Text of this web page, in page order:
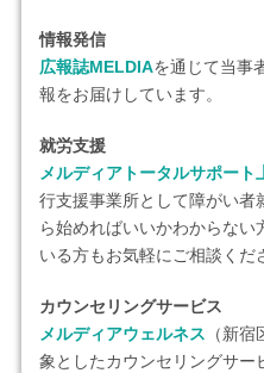
情報発信
広報誌MELDIAを通じて当事
報をお届けしています。
就労支援
メルディアトータルサポート
行支援事業所として障がい者
ら始めればいいかわからない
いる方もお気軽にご相談くだ
カウンセリングサービス
メルディアウェルネス （新
象としたカウンセリングサー